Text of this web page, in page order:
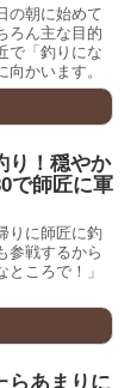
の朝に始めて
ろん主な目的
で「釣りにな
かいます。
り！穏やか
で師匠に軍
りに師匠に釣
参戦するから
ころで！」
らあまりに